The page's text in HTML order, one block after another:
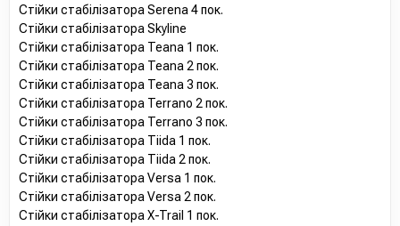
Стійки стабілізатора Serena 4 пок.
Стійки стабілізатора Skyline
Стійки стабілізатора Teana 1 пок.
Стійки стабілізатора Teana 2 пок.
Стійки стабілізатора Teana 3 пок.
Стійки стабілізатора Terrano 2 пок.
Стійки стабілізатора Terrano 3 пок.
Стійки стабілізатора Tiida 1 пок.
Стійки стабілізатора Tiida 2 пок.
Стійки стабілізатора Versa 1 пок.
Стійки стабілізатора Versa 2 пок.
Стійки стабілізатора X-Trail 1 пок.